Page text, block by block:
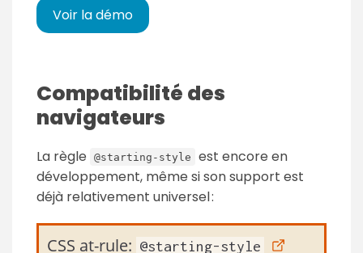
Voir la démo
Compatibilité des
navigateurs
La règle @starting-style
est encore en
développement, même si son support est
déjà relativement universel :